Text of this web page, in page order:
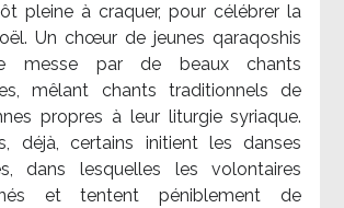
pleine à craquer, pour célébrer la
Un chœur de jeunes qaraqoshis
messe par de beaux chants
mêlant chants traditionnels de
propres à leur liturgie syriaque.
déjà, certains initient les danses
dans lesquelles les volontaires
et tentent péniblement de